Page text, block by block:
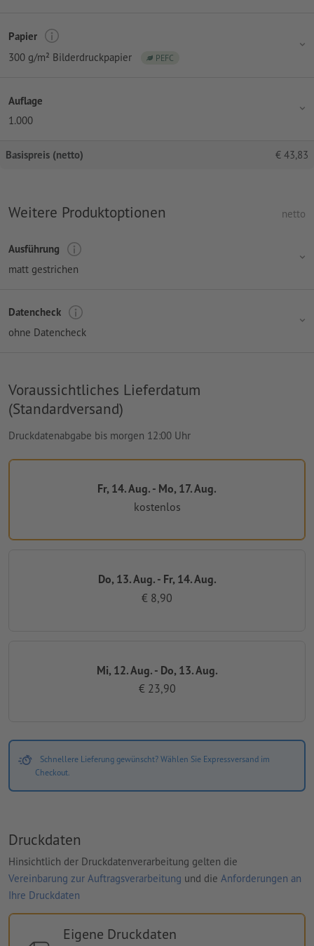
Papier
300 g/m² Bilderdruckpapier
PEFC
Auflage
1.000
Basispreis (netto) € 43,83
Weitere Produktoptionen netto
Ausführung
matt gestrichen
Datencheck
ohne Datencheck
Voraussichtliches Lieferdatum
(Standardversand)
Druckdatenabgabe bis morgen 12:00 Uhr
Fr, 14. Aug. - Mo, 17. Aug.
kostenlos
Do, 13. Aug. - Fr, 14. Aug.
€ 8,90
Mi, 12. Aug. - Do, 13. Aug.
€ 23,90
Schnellere Lieferung gewünscht? Wählen Sie Expressversand im
Checkout.
Druckdaten
Hinsichtlich der Druckdatenverarbeitung gelten die
Vereinbarung zur Auftragsverarbeitung und die Anforderungen an
Ihre Druckdaten
Eigene Druckdaten